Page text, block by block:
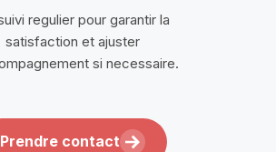
regulier pour garantir la
satisfaction et ajuster
si necessaire.
Prendre contact